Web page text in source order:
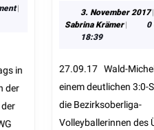
|
in
der
3. November 2017|
Sabrina Krämer| 0
18:39
27.09.17 Wald-Michelbach. Mit
einem deutlichen 3:0-
die Bezirksoberliga-
Volleyballerinnen des